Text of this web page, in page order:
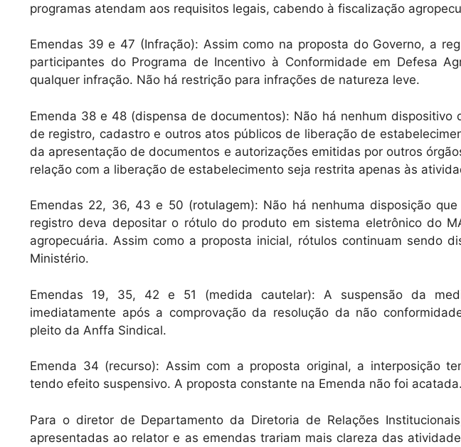
programas atendam aos requisitos legais, cabendo à fiscalização
Emendas 39 e 47 (Infração): Assim como na proposta do Governo, a
participantes do Programa de Incentivo à Conformidade em Defesa
qualquer infração. Não há restrição para infrações de natureza leve.
Emenda 38 e 48 (dispensa de documentos): Não há nenhum dispositivo
de registro, cadastro e outros atos públicos de liberação de
da apresentação de documentos e autorizações emitidas por outros
relação com a liberação de estabelecimento seja restrita apenas às
Emendas 22, 36, 43 e 50 (rotulagem): Não há nenhuma disposição
registro deva depositar o rótulo do produto em sistema eletrônico do
agropecuária. Assim como a proposta inicial, rótulos continuam sendo
Ministério.
Emendas 19, 35, 42 e 51 (medida cautelar): A suspensão da
imediatamente após a comprovação da resolução da não
pleito da Anffa Sindical.
Emenda 34 (recurso): Assim com a proposta original, a interposição
tendo efeito suspensivo. A proposta constante na Emenda não foi acatada.
Para o diretor de Departamento da Diretoria de Relações
apresentadas ao relator e as emendas trariam mais clareza das